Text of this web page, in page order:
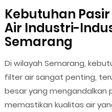
Kebutuhan
Air Industri-
Semarang
Di wilayah Semarang,
filter air sangat penting,
besar yang mengandalkan
memastikan kualitas air